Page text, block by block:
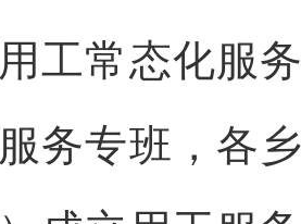
工常态化服
务专班，各